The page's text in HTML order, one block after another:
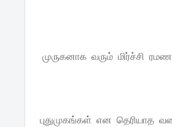
முருகனாக வரும் மிர்ச்சி
புதுமுகங்கள் என தெரியாத